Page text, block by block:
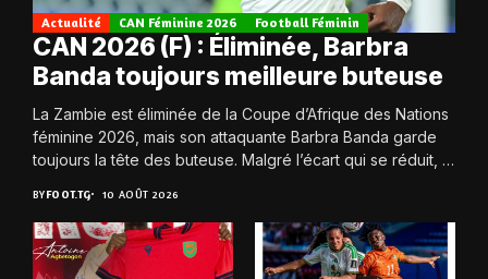
Actualité CAN Féminine 2026 Football Féminin
CAN 2026 (F) : Éliminée, Barbra
Banda toujours meilleure buteuse
La Zambie est éliminée de la Coupe d’Afrique des Nations
féminine 2026, mais son attaquante Barbra Banda garde
toujours la tête des buteuse. Malgré l’écart qui se réduit, la
BYFOOT.TG 10 AOÛT 2026